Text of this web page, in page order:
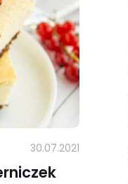
30.07.2021